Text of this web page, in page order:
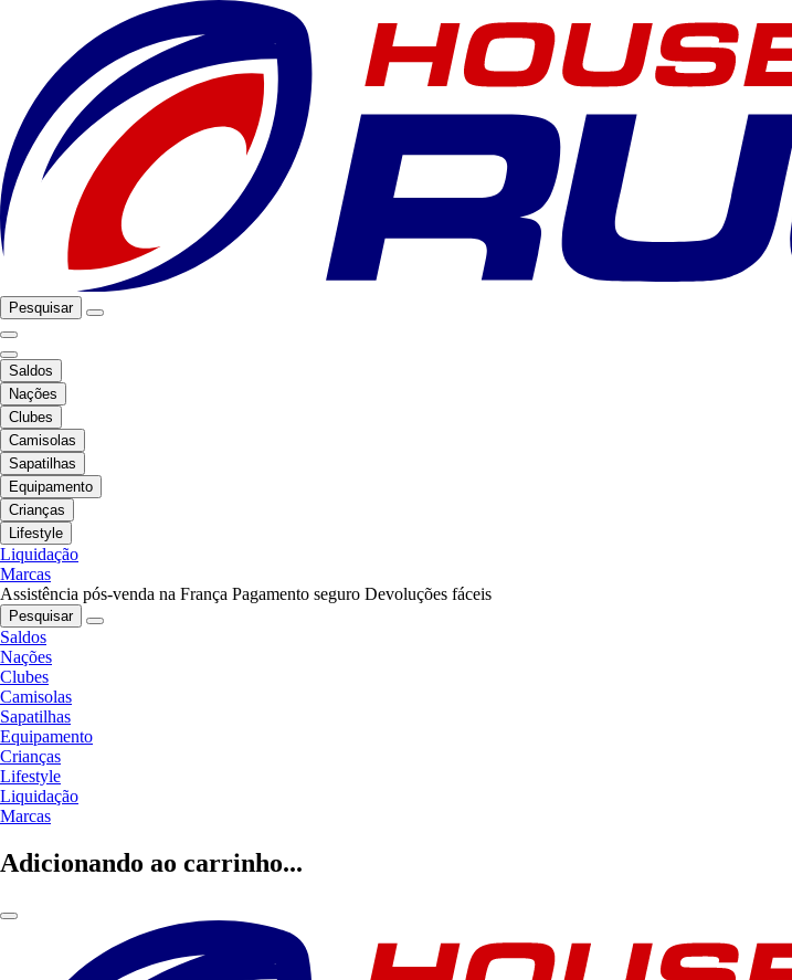
Pesquisar
Saldos
Nações
Clubes
Camisolas
Sapatilhas
Equipamento
Crianças
Lifestyle
Liquidação
Marcas
Assistência pós-venda na França Pagamento seguro Devoluções fáceis
Pesquisar
Saldos
Nações
Clubes
Camisolas
Sapatilhas
Equipamento
Crianças
Lifestyle
Liquidação
Marcas
Adicionando ao carrinho...